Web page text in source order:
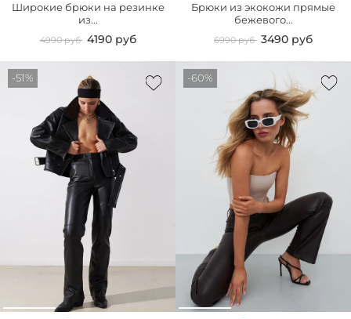
Широкие брюки на резинке
из...
4990 руб 4190 руб
Брюки из экокожи прямые
бежевого...
6990 руб 3490 руб
-51% -60%